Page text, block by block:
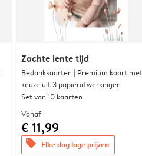
Zachte lente tijd
Bedankkaarten | Premium kaart met
keuze uit 3 papierafwerkingen
Set van 10 kaarten
Vanaf
€ 11,99
offers Elke dag lage prijzen